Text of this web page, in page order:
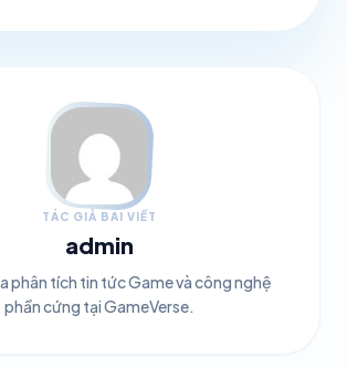
TÁC GIẢ BÀI VIẾT
admin
phân tích tin tức Game và công nghệ
phần cứng tại GameVerse.